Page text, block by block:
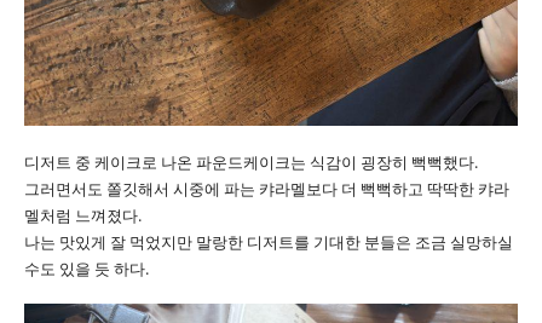
디저트 중 케이크로 나온 파운드케이크는 식감이 굉장히 뻑뻑했다.
그러면서도 쫄깃해서 시중에 파는 캬라멜보다 더 뻑뻑하고 딱딱한 캬라
멜처럼 느껴졌다.
나는 맛있게 잘 먹었지만 말랑한 디저트를 기대한 분들은 조금 실망하실
수도 있을 듯 하다.